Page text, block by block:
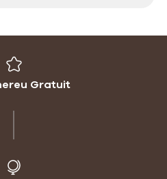
Gratuit